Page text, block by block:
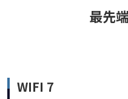
最先
WIFI 7